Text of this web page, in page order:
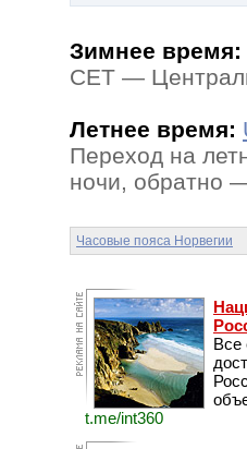
Зимнее время:
CET —
Летнее время:
Переход на
ночи, обратно
Часовые пояса Норвегии
Все
t.me/int360